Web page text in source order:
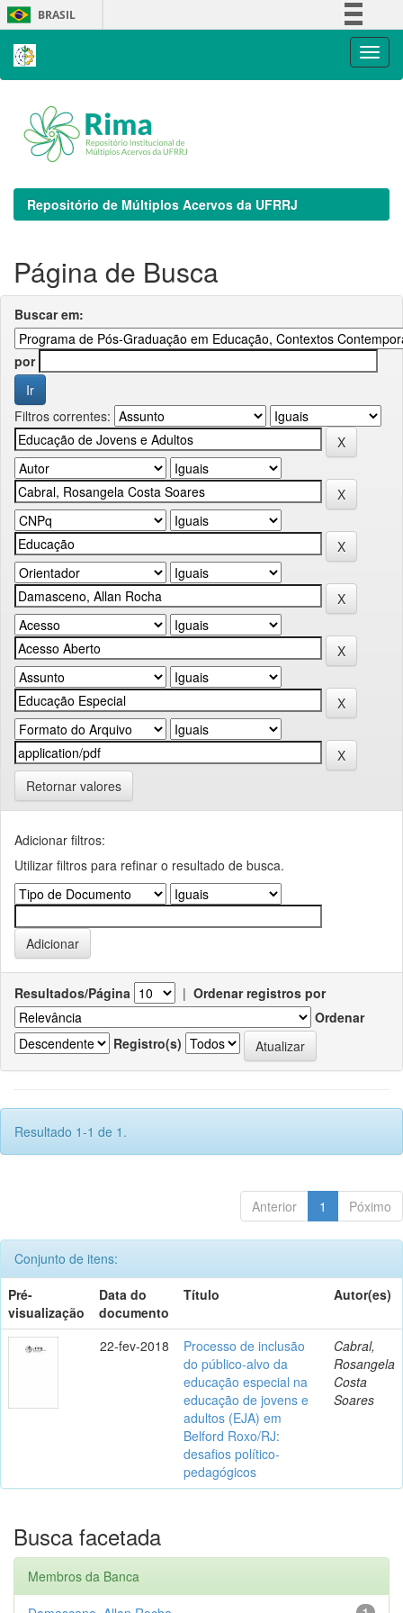
Skip
navigation
BRASIL
Repositório de Múltiplos Acervos da UFRRJ
Página de Busca
Buscar em:
por
Filtros correntes:
Retornar valores
Adicionar filtros:
Utilizar filtros para refinar o resultado de busca.
Resultados/Página | Ordenar registros por
Ordenar
Registro(s)
Resultado 1-1 de 1.
Anterior 1 Póximo
Conjunto de itens:
Pré-
visualização
Data do
documento
Título Autor(es)
22-fev-2018
Processo de inclusão
do público-alvo da
educação especial na
educação de jovens e
adultos (EJA) em
Belford Roxo/RJ:
desafios político-
pedagógicos
Cabral,
Rosangela
Costa
Soares
Busca facetada
Membros da Banca